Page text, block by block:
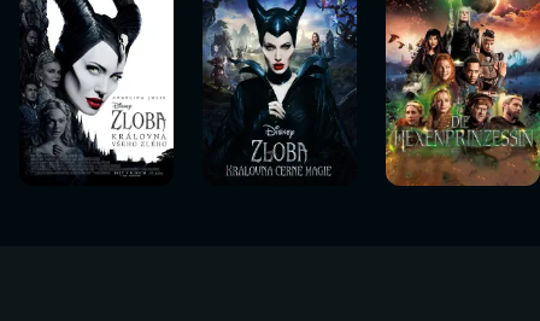
Sledovat
nyní
Sledovat
nyní
Sledovat
nyní
Sledovat
nyní
Sledovat
nyní
Sledovat
nyní